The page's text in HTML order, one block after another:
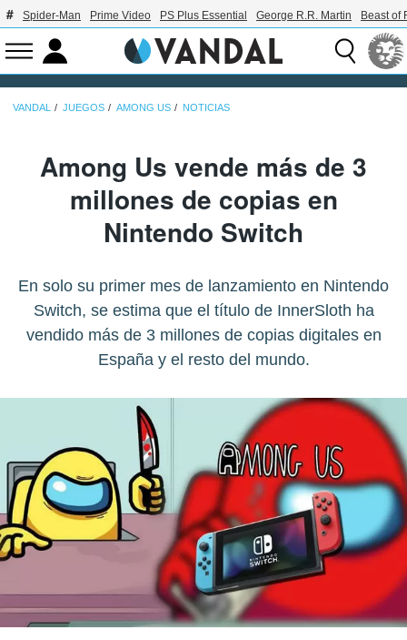
Spider-Man Prime Video PS Plus Essential George R.R. Martin Beast of
VANDAL JUEGOS AMONG US NOTICIAS
Among Us vende más de 3
millones de copias en
Nintendo Switch
En solo su primer mes de lanzamiento en Nintendo
Switch, se estima que el título de InnerSloth ha
vendido más de 3 millones de copias digitales en
España y el resto del mundo.